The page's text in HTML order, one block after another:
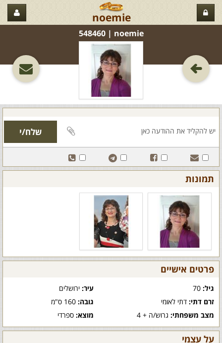
noemie
noemie‏ | 548460
תמונות
פרטים אישיים
גיל: עיר:ירושלים
זרם דתי: דתי לאומי גובה:160 ס"מ
מצב משפחתי: גרוש/ה + 4 מוצא:ספרדי
על עצמי